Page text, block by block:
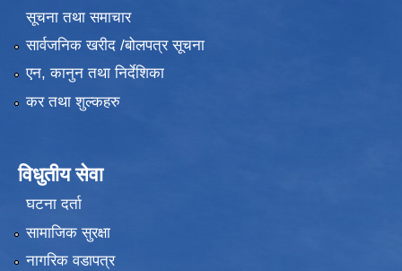
सूचना तथा समाचार
सार्वजनिक खरीद /बोलपत्र सूचना
एन, कानुन तथा निर्देशिका
कर तथा शुल्कहरु
विधुतीय सेवा
घटना दर्ता
सामाजिक सुरक्षा
नागरिक वडापत्र